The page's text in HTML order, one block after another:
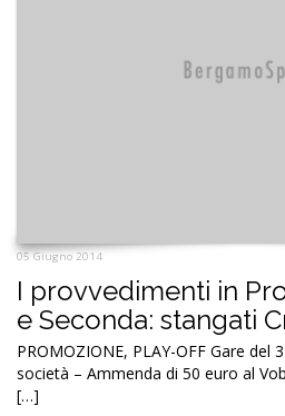
05 Giugno 2014
I provvedimenti in
e Seconda: stangati
PROMOZIONE, PLAY-OFF Gare del
società – Ammenda di 50 euro al
[…]